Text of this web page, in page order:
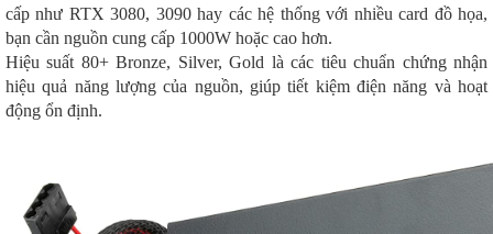
cấp như RTX 3080, 3090 hay các hệ thống với nhiều card đồ họa,
bạn cần nguồn cung cấp 1000W hoặc cao hơn.
Hiệu suất 80+ Bronze, Silver, Gold là các tiêu chuẩn chứng nhận
hiệu quả năng lượng của nguồn, giúp tiết kiệm điện năng và hoạt
động ổn định.